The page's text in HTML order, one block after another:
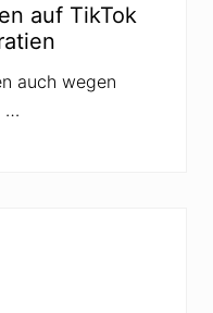
auf TikTok
auch wegen
…